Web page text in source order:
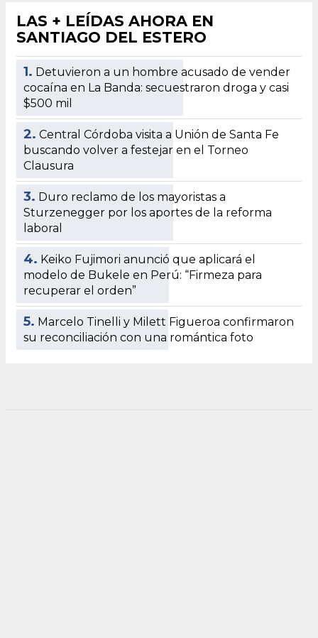
LAS + LEÍDAS AHORA EN
SANTIAGO DEL ESTERO
1. Detuvieron a un hombre acusado de vender
cocaína en La Banda: secuestraron droga y casi
$500 mil
2. Central Córdoba visita a Unión de Santa Fe
buscando volver a festejar en el Torneo
Clausura
3. Duro reclamo de los mayoristas a
Sturzenegger por los aportes de la reforma
laboral
4. Keiko Fujimori anunció que aplicará el
modelo de Bukele en Perú: “Firmeza para
recuperar el orden”
5. Marcelo Tinelli y Milett Figueroa confirmaron
su reconciliación con una romántica foto